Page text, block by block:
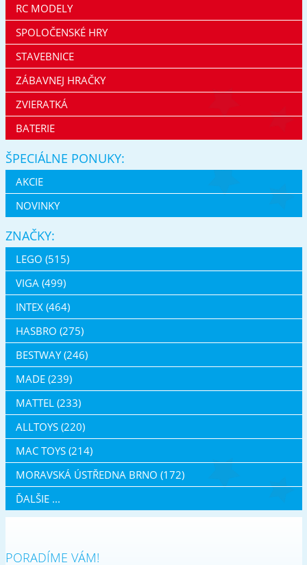
RC MODELY
SPOLOČENSKÉ HRY
STAVEBNICE
ZÁBAVNEJ HRAČKY
ZVIERATKÁ
BATERIE
ŠPECIÁLNE PONUKY:
AKCIE
NOVINKY
ZNAČKY:
LEGO (515)
VIGA (499)
INTEX (464)
HASBRO (275)
BESTWAY (246)
MADE (239)
MATTEL (233)
ALLTOYS (220)
MAC TOYS (214)
MORAVSKÁ ÚSTŘEDNA BRNO (172)
ĎALŠIE ...
PORADÍME VÁM!